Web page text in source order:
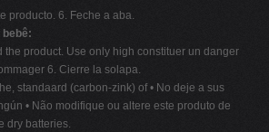
producto. 6. Feche a aba.
bebê:
the product. Use only high constituer un danger
6. Cierre la solapa.
standaard (carbon-zink) of • No deje a sus
• Não modifique ou altere este produto de
dry batteries.